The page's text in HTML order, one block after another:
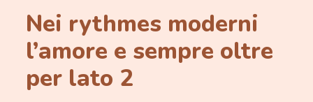
Nei rythmes moderni
l’amore e sempre oltre
per lato 2